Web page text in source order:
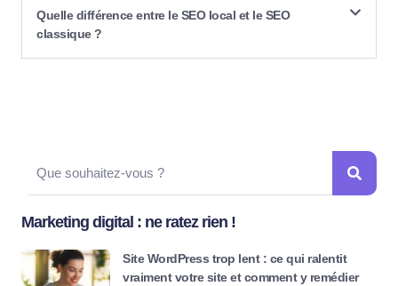
Quelle différence entre le SEO local et le SEO
classique ?
Marketing digital : ne ratez rien !
Site WordPress trop lent : ce qui ralentit
vraiment votre site et comment y remédier